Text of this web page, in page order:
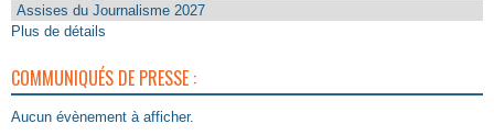
Assises du Journalisme 2027
Plus de détails
COMMUNIQUÉS DE PRESSE :
Aucun évènement à afficher.